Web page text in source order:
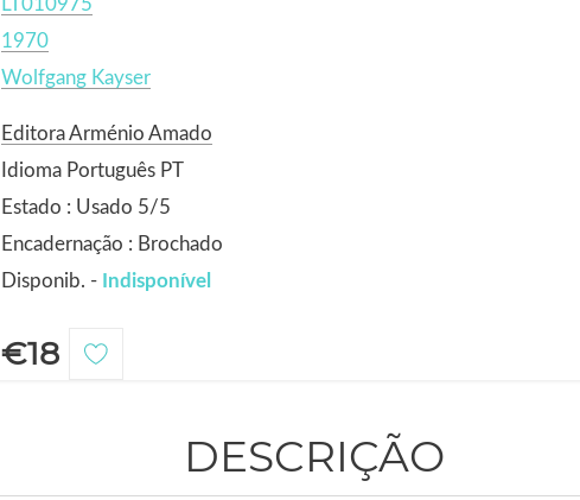
1970
Wolfgang Kayser
Editora Arménio Amado
Idioma Português PT
Estado : Usado 5/5
Encadernação : Brochado
Disponib. - Indisponível
€18
DESCRIÇÃO